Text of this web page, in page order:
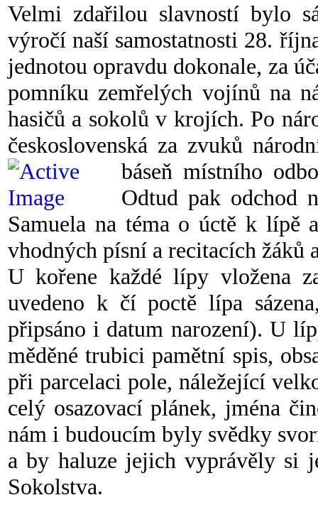
Velmi zdařilou slavností bylo
výročí naší samostatnosti 28.
jednotou opravdu dokonale, za
pomníku zemřelých vojínů na
hasičů a sokolů v krojích. Po
československá za zvuků
báseň místního
Odtud pak odchod
Samuela na téma o úctě k lípě
vhodných písní a recitacích žáků
U kořene každé lípy vložena
uvedeno k čí poctě lípa
připsáno i datum narození). U
měděné trubici pamětní spis,
při parcelaci pole, náležející
celý osazovací plánek, jména
nám i budoucím byly svědky
a by haluze jejich vyprávěly si
Sokolstva.